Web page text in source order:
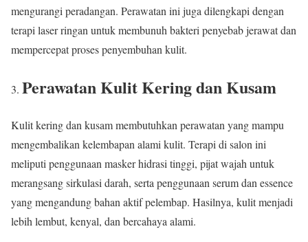
mengurangi peradangan. Perawatan ini juga dilengkapi dengan
terapi laser ringan untuk membunuh bakteri penyebab jerawat dan
mempercepat proses penyembuhan kulit.
Perawatan Kulit Kering dan Kusam
Kulit kering dan kusam membutuhkan perawatan yang mampu
mengembalikan kelembapan alami kulit. Terapi di salon ini
meliputi penggunaan masker hidrasi tinggi, pijat wajah untuk
merangsang sirkulasi darah, serta penggunaan serum dan essence
yang mengandung bahan aktif pelembap. Hasilnya, kulit menjadi
lebih lembut, kenyal, dan bercahaya alami.